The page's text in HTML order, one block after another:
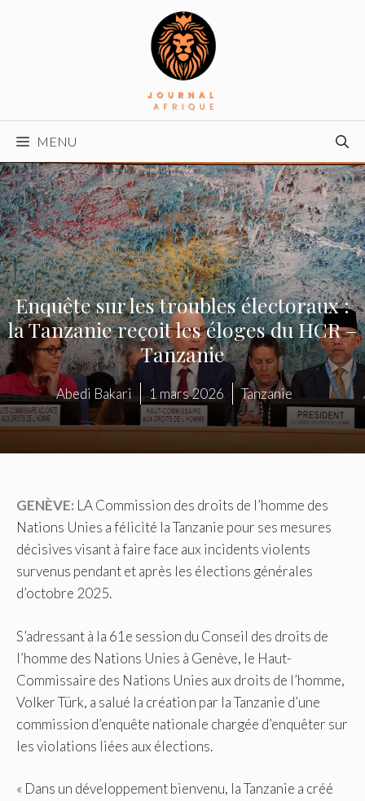
MENU
Enquête sur les troubles électoraux :
la Tanzanie reçoit les éloges du HCR –
Tanzanie
Abedi Bakari 1 mars 2026 Tanzanie
GENÈVE: LA Commission des droits de l’homme des
Nations Unies a félicité la Tanzanie pour ses mesures
décisives visant à faire face aux incidents violents
survenus pendant et après les élections générales
d’octobre 2025.
S’adressant à la 61e session du Conseil des droits de
l’homme des Nations Unies à Genève, le Haut-
Commissaire des Nations Unies aux droits de l’homme,
Volker Türk, a salué la création par la Tanzanie d’une
commission d’enquête nationale chargée d’enquêter sur
les violations liées aux élections.
« Dans un développement bienvenu, la Tanzanie a créé